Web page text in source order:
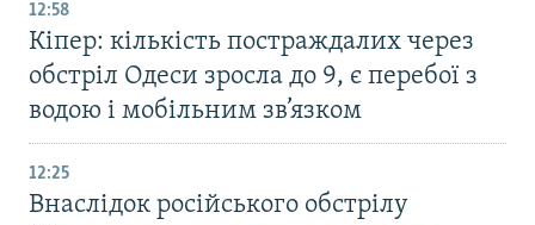
12:58
Кіпер: кількість постраждалих через
обстріл Одеси зросла до 9, є перебої з
водою і мобільним зв’язком
12:25
Внаслідок російського обстрілу